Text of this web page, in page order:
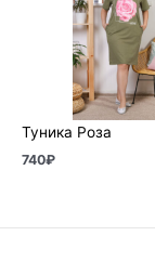
Туника Роза
740₽